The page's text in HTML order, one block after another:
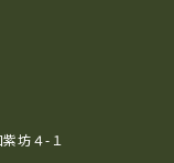
坊４-１